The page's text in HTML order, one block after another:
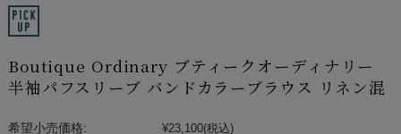
Boutique Ordinary ブティークオーディナリー
半袖パフスリーブ バンドカラーブラウス リネン混
希望小売価格: ¥23,100(税込)